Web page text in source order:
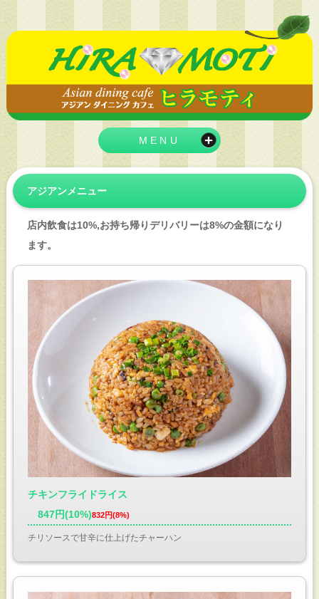
MENU
アジアンメニュー
店内飲食は10%,お持ち帰りデリバリーは8%の金額になり
ます。
チキンフライドライス
847円(10%)832円(8%)
チリソースで甘辛に仕上げたチャーハン